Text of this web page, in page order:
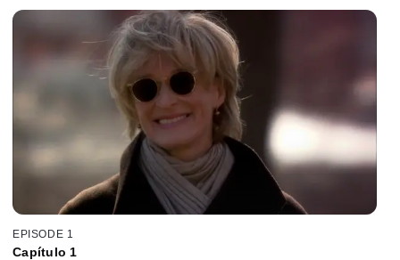
EPISODE 1
Capítulo 1